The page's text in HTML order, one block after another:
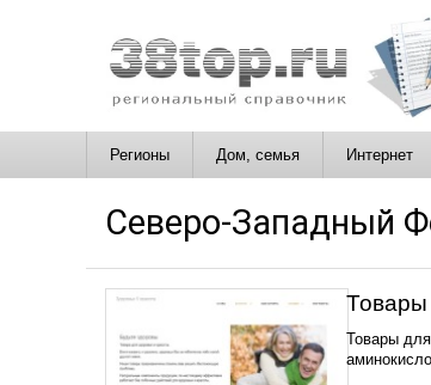
Регионы Дом, семья Интернет
Северо-Западный
Товары
Товары